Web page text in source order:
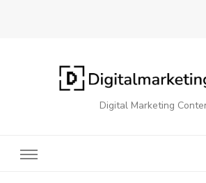
Digital Marketing